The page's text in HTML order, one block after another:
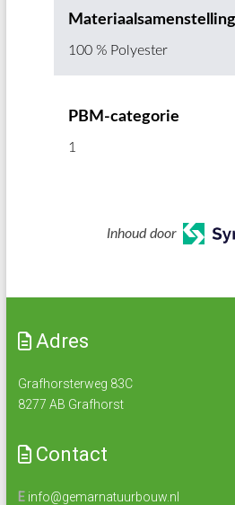
100 % Polyester
PBM-categorie
1
Inhoud door
Adres
Grafhorsterweg 83C
8277 AB Grafhorst
Contact
E info@gemarnatuurbouw.nl